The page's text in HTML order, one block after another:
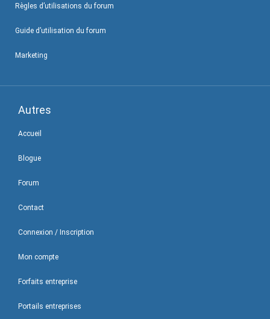
Règles d’utilisations du forum
Guide d’utilisation du forum
Marketing
Autres
Accueil
Blogue
Forum
Contact
Connexion / Inscription
Mon compte
Forfaits entreprise
Portails entreprises